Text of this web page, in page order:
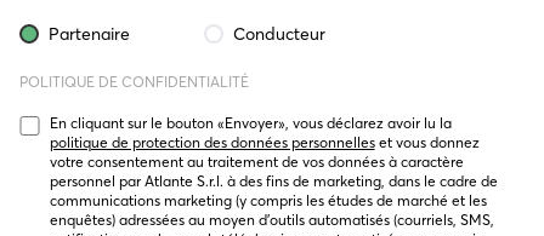
Partenaire Conducteur
POLITIQUE DE CONFIDENTIALITÉ
En cliquant sur le bouton « Envoyer », vous déclarez avoir lu la
politique de protection des données personnelles et vous donnez
votre consentement au traitement de vos données à caractère
personnel par Atlante S.r.l. à des fins de marketing, dans le cadre de
communications marketing (y compris les études de marché et les
enquêtes) adressées au moyen d’outils automatisés (courriels, SMS,